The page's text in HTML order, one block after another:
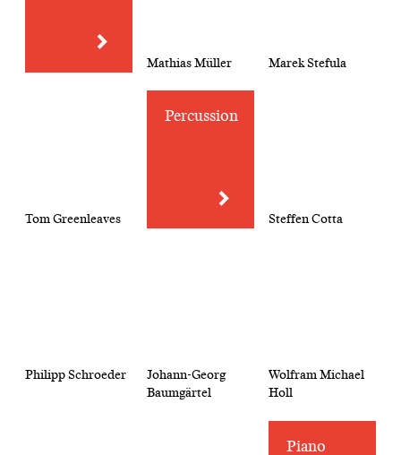
Mathias Müller Marek Stefula
Tom Greenleaves
Percussion
Steffen Cotta
Philipp Schroeder
Johann-Georg
Baumgärtel
Wolfram Michael
Holl
Piano